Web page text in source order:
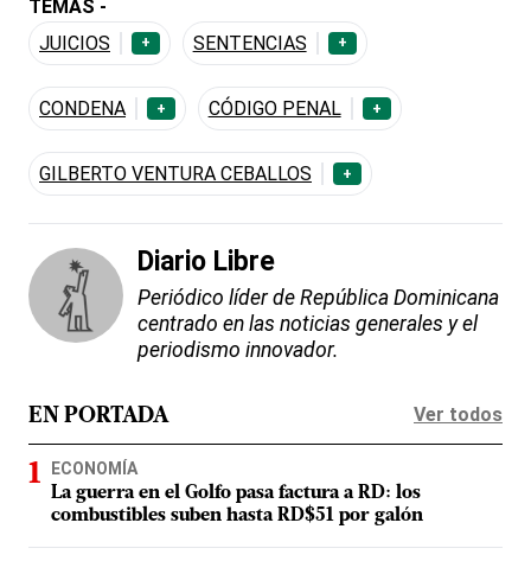
TEMAS -
JUICIOS
+ SENTENCIAS +
CONDENA + CÓDIGO PENAL +
GILBERTO VENTURA CEBALLOS +
Diario Libre
Periódico líder de República Dominicana
centrado en las noticias generales y el
periodismo innovador.
EN PORTADA Ver todos
ECONOMÍA
La guerra en el Golfo pasa factura a RD: los
combustibles suben hasta RD$51 por galón